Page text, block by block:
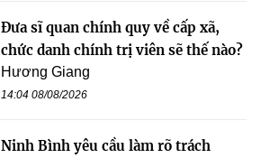
Đưa sĩ quan chính quy về cấp xã,
chức danh chính trị viên sẽ thế nào?
Hương Giang
14:04 08/08/2026
Ninh Bình yêu cầu làm rõ trách